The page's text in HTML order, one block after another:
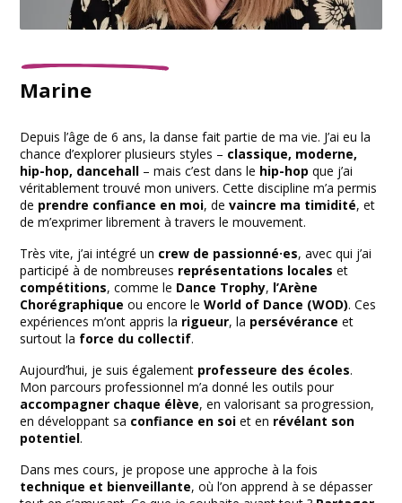
Marine
Depuis l’âge de 6 ans, la danse fait partie de ma vie. J’ai eu la
chance d’explorer plusieurs styles – classique, moderne,
hip-hop, dancehall – mais c’est dans le hip-hop que j’ai
véritablement trouvé mon univers. Cette discipline m’a permis
de prendre confiance en moi, de vaincre ma timidité, et
de m’exprimer librement à travers le mouvement.
Très vite, j’ai intégré un crew de passionné·es, avec qui j’ai
participé à de nombreuses représentations locales et
compétitions, comme le Dance Trophy, l’Arène
Chorégraphique ou encore le World of Dance (WOD). Ces
expériences m’ont appris la rigueur, la persévérance et
surtout la force du collectif.
Aujourd’hui, je suis également professeure des écoles.
Mon parcours professionnel m’a donné les outils pour
accompagner chaque élève, en valorisant sa progression,
en développant sa confiance en soi et en révélant son
potentiel.
Dans mes cours, je propose une approche à la fois
technique et bienveillante, où l’on apprend à se dépasser